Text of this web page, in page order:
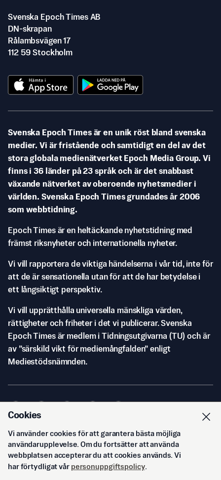
Svenska Epoch Times AB
DN-skrapan
Rålambsvägen 17
112 59 Stockholm
Svenska Epoch Times är en unik röst bland svenska
medier. Vi är fristående och samtidigt en del av det
stora globala medienätverket Epoch Media Group. Vi
finns i 36 länder på 23 språk och är det snabbast
växande nätverket av oberoende nyhetsmedier i
världen. Svenska Epoch Times grundades år 2006
som webbtidning.
Epoch Times är en heltäckande nyhetstidning med
främst riksnyheter och internationella nyheter.
Vi vill rapportera de viktiga händelserna i vår tid, inte för
att de är sensationella utan för att de har betydelse i
ett långsiktigt perspektiv.
Vi vill upprätthålla universella mänskliga värden,
rättigheter och friheter i det vi publicerar. Svenska
Epoch Times är medlem i Tidningsutgivarna (TU) och är
av ”särskild vikt för mediemångfalden” enligt
Mediestödsnämnden.
© Svenska Epoch Times AB2026
Cookies
Vi använder cookies för att garantera bästa möjliga
användarupplevelse. Om du fortsätter att använda
webbplatsen accepterar du att cookies används. Vi
har förtydligat vår personuppgiftspolicy.